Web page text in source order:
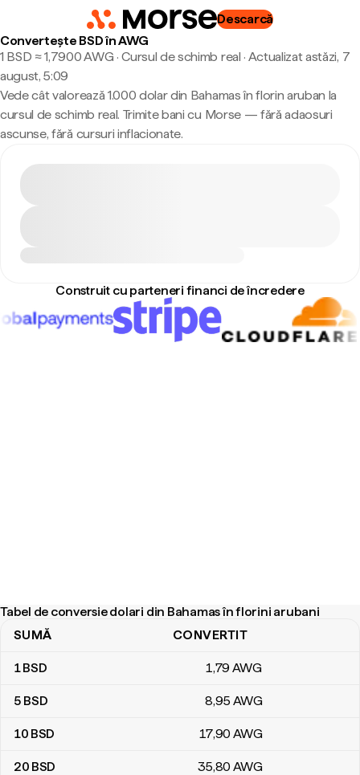
Descarcă
Convertește BSD în AWG
1 BSD ≈ 1,7900 AWG · Cursul de schimb real · Actualizat astăzi, 7
august, 5:09
Vede cât valorează 1.000 dolar din Bahamas în florin aruban la
cursul de schimb real. Trimite bani cu Morse — fără adaosuri
ascunse, fără cursuri inflacionate.
Construit cu parteneri financi de încredere
Tabel de conversie dolari din Bahamas în florini arubani
Tabel de conversie dolari din Bahamas în florini arubani
SUMĂ CONVERTIT
1BSD 1,79 AWG
5 BSD 8,95 AWG
10 BSD 17,90 AWG
20 BSD 35,80 AWG